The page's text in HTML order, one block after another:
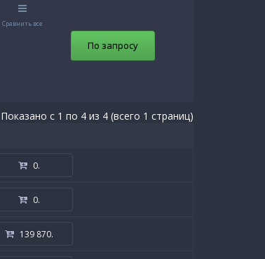
Сравнить все
По запросу
Показано с 1 по 4 из 4 (всего 1 страниц)
0.
0.
139 870.